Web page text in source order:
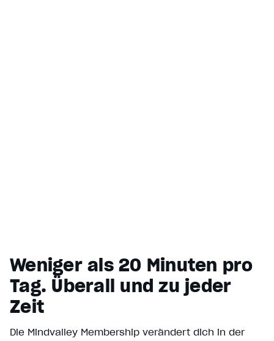
Weniger als 20 Minuten pro
Tag. Überall und zu jeder
Zeit
Die Mindvalley Membership verändert dich in der